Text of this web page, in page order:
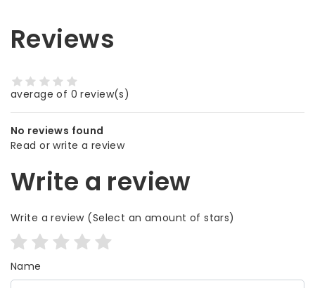
Reviews
average of 0 review(s)
No reviews found
Read or write a review
Write a review
Write a review(Select an amount of stars)
Name